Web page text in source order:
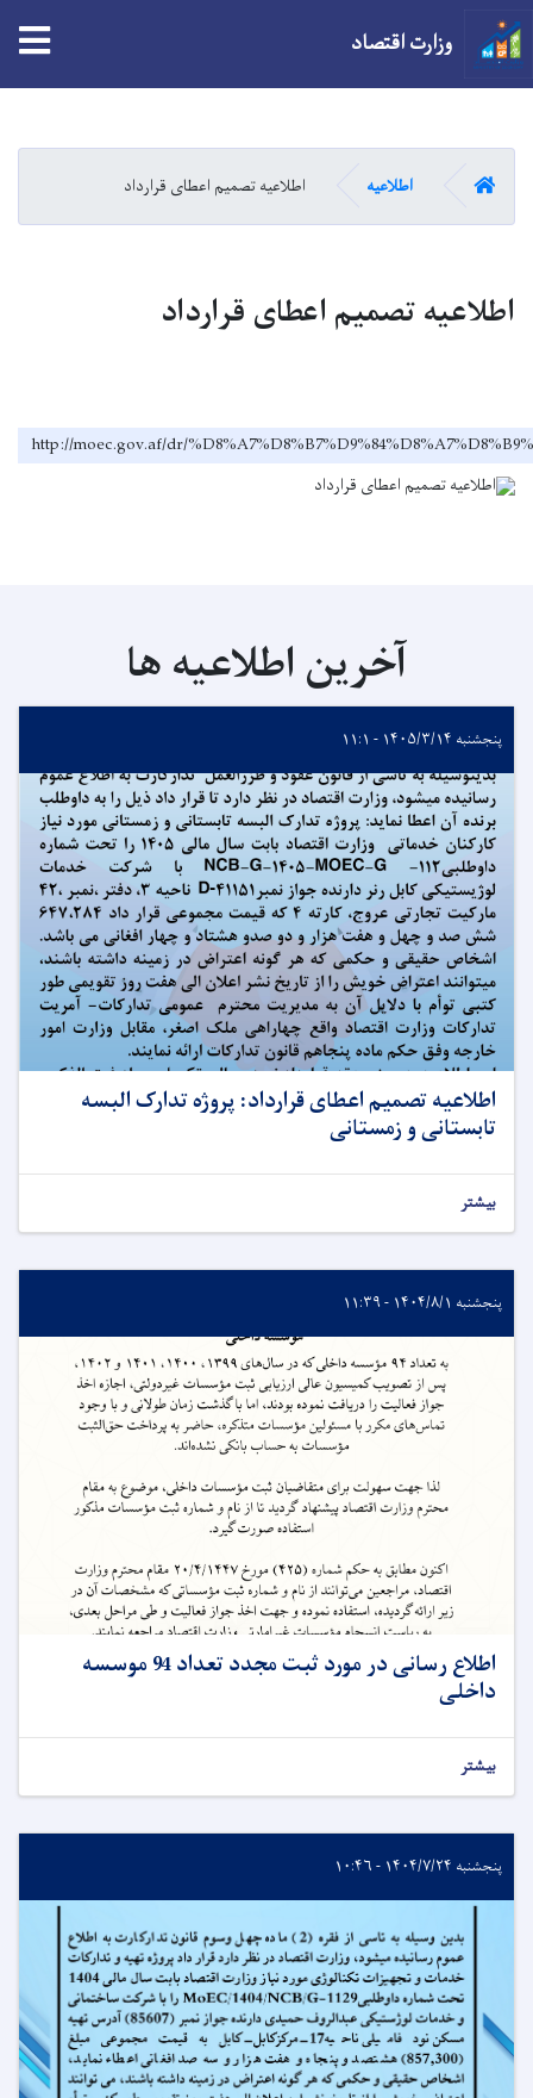
content
وزارت اقتصاد
صفحه اصلیاطلاعیه اطلاعیه تصمیم اعطای قرارداد
اطلاعیه تصمیم اعطای قرارداد
http://moec.gov.af/dr/
آخرین اطلاعیه ها
پنجشنبه ۱۴۰۵/۳/۱۴ - ۱۱:۱
اطلاعیه تصمیم اعطای قرارداد: پروژه تدارک البسه
تابستانی و زمستانی
بیشتر
پنجشنبه ۱۴۰۴/۸/۱ - ۱۱:۳۹
اطلاع رسانی در مورد ثبت مجدد تعداد 94 موسسه
داخلی
بیشتر
پنجشنبه ۱۴۰۴/۷/۲۴ - ۱۰:۴۶